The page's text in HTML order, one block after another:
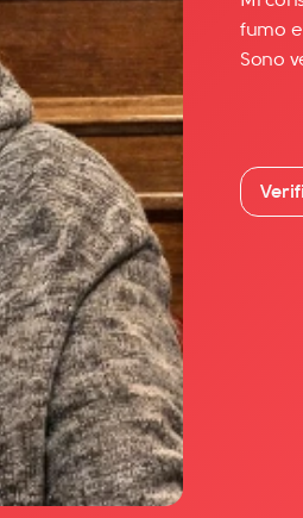
TikTok
fumo e
Sono